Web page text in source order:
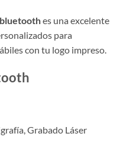
es una excelente
para
con tu logo impreso.
Grabado Láser